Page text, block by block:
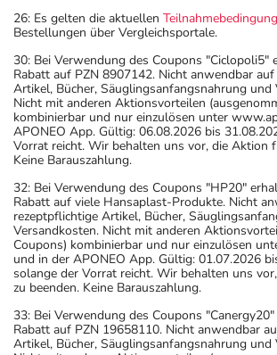
26: Es gelten die aktuellen
Bestellungen über Vergleichsportale.
30: Bei Verwendung des Coupons "Ciclopoli5"
Rabatt auf PZN 8907142. Nicht anwendbar
Artikel, Bücher, Säuglingsanfangsnahrung und
Nicht mit anderen Aktionsvorteilen
kombinierbar und nur einzulösen unter
APONEO App. Gültig: 06.08.2026 bis
Vorrat reicht. Wir behalten uns vor, die Aktion
Keine Barauszahlung.
32: Bei Verwendung des Coupons "HP20"
Rabatt auf viele Hansaplast-Produkte. Nicht
rezeptpflichtige Artikel, Bücher,
Versandkosten. Nicht mit anderen
Coupons) kombinierbar und nur einzulösen
und in der APONEO App. Gültig: 01.07.2026
solange der Vorrat reicht. Wir behalten uns
zu beenden. Keine Barauszahlung.
33: Bei Verwendung des Coupons
Rabatt auf PZN 19658110. Nicht anwendbar
Artikel, Bücher, Säuglingsanfangsnahrung und